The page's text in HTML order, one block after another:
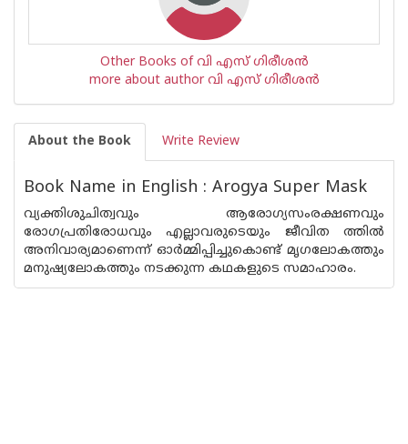
Other Books of വി എസ് ഗിരീശൻ
more about author വി എസ് ഗിരീശൻ
About the Book Write Review
Book Name in English : Arogya Super Mask
വ്യക്തിശുചിത്വവും ആരോഗ്യസംരക്ഷണവും
രോഗപ്രതിരോധവും എല്ലാവരുടെയും ജീവിത ത്തിൽ
അനിവാര്യമാണെന്ന് ഓർമ്മിപ്പിച്ചുകൊണ്ട് മൃഗലോകത്തും
മനുഷ്യലോകത്തും നടക്കുന്ന കഥകളുടെ സമാഹാരം.